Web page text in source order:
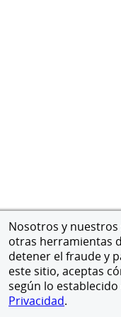
Nosotros y nuestros
otras herramientas
detener el fraude y
este sitio, aceptas
según lo
Privacidad.